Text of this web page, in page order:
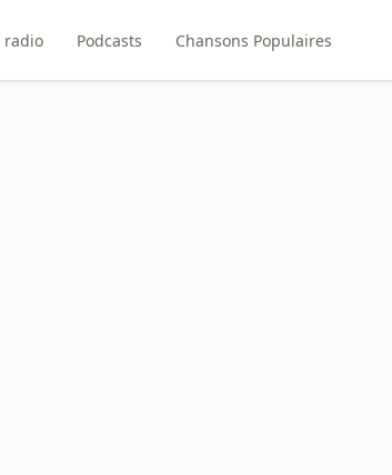
radio Podcasts Chansons Populaires